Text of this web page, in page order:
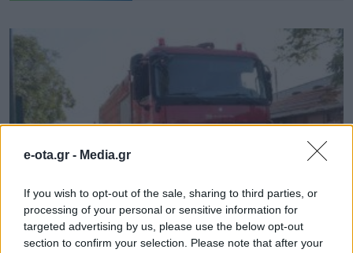
e-ota.gr - Media.gr
If you wish to opt-out of the sale, sharing to third parties, or
processing of your personal or sensitive information for
targeted advertising by us, please use the below opt-out
section to confirm your selection. Please note that after your
Σε κατάσταση κινητοποίησης Red Code και